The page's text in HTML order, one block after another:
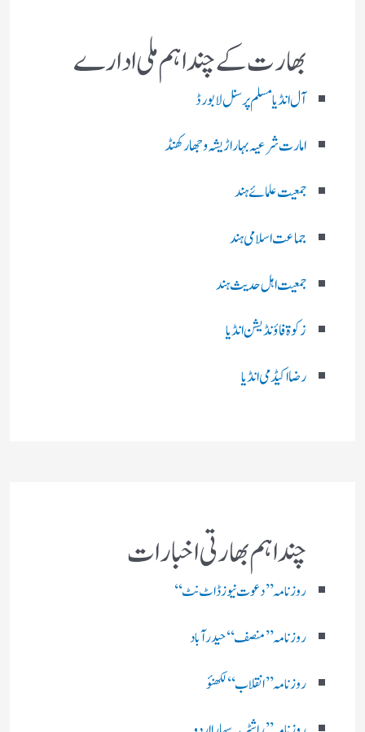
بھارت کے چند اہم ملی ادارے
آل انڈیا مسلم پرسنل لا بورڈ
امارت شرعیہ بہار اڑیشہ و جھارکھنڈ
جمعیت علمائے ہند
جماعت اسلامی ہند
جمعیت اہل حدیث ہند
زکوۃ فاؤنڈیشن انڈیا
رضا اکیڈمی انڈیا
چند اہم بھارتی اخبارات
روز نامہ ’’ دعوت نیوز ڈاٹ نٹ‘‘
روزنامہ ’’ منصف‘‘ حیدر آباد
روزنامہ ’’ انقلاب‘‘ لکھنؤ